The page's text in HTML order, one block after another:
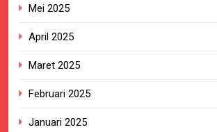
Mei 2025
April 2025
Maret 2025
Februari 2025
Januari 2025